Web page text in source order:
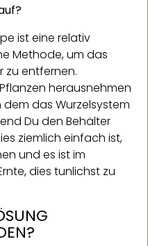
ist eine relativ
Methode, um das
zu entfernen.
herausnehmen
das Wurzelsystem
Du den Behälter
ziemlich einfach ist,
und es ist im
dies tunlichst zu